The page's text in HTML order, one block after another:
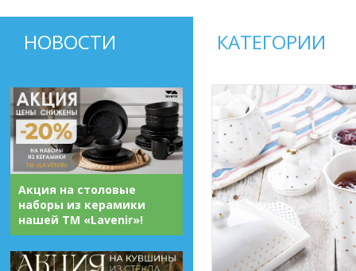
НОВОСТИ
Акция на столовые
наборы из керамики
нашей ТМ «Lavenir»!
КАТЕГОРИИ